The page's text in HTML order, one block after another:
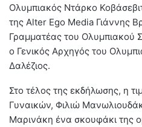
Ολυμπιακός Ντάρκο
της Alter Ego Media Γιάννης
Γραμματέας του Ολυμπιακού
ο Γενικός Αρχηγός του
Δαλέζιος.
Στο τέλος της εκδήλωσης, η
Γυναικών, Φιλιώ
Μαρινάκη ένα σκουφάκι της